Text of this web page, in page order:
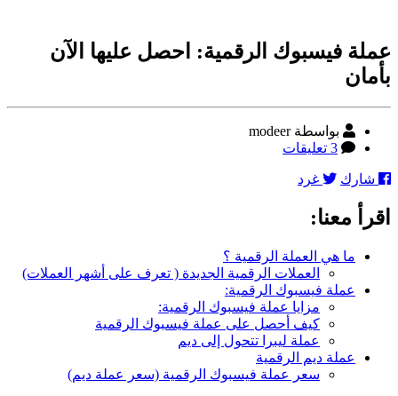
عملة فيسبوك الرقمية: احصل عليها الآن
بأمان
كاتب
المقالة
بواسطة modeer
3 تعليقات
الآن
بأمان
شارك غرد
اقرأ معنا:
ما هي العملة الرقمية ؟
العملات الرقمية الجديدة ( تعرف على أشهر العملات)
عملة فيسبوك الرقمية:
مزايا عملة فيسبوك الرقمية:
كيف أحصل على عملة فيسبوك الرقمية
عملة ليبرا تتحول إلى ديم
عملة ديم الرقمية
سعر عملة فيسبوك الرقمية (سعر عملة ديم)